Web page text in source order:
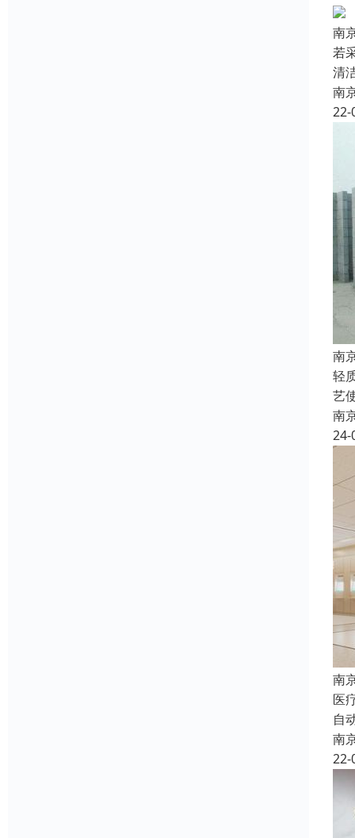
南
若
清
南
22-
南
轻
艺
南
24-
南
医
自
南
22-